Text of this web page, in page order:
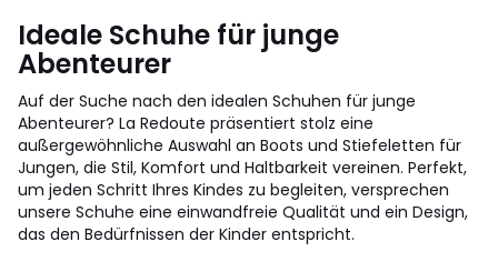
Ideale Schuhe für junge
Abenteurer
Auf der Suche nach den idealen Schuhen für junge
Abenteurer? La Redoute präsentiert stolz eine
außergewöhnliche Auswahl an Boots und Stiefeletten für
Jungen, die Stil, Komfort und Haltbarkeit vereinen. Perfekt,
um jeden Schritt Ihres Kindes zu begleiten, versprechen
unsere Schuhe eine einwandfreie Qualität und ein Design,
das den Bedürfnissen der Kinder entspricht.